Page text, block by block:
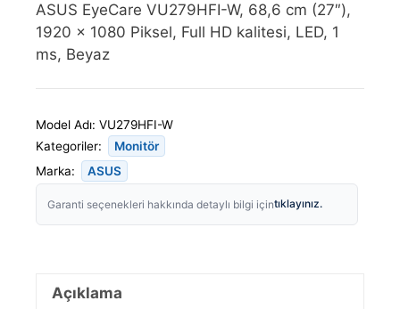
ASUS EyeCare VU279HFI-W, 68,6 cm (27″),
1920 x 1080 Piksel, Full HD kalitesi, LED, 1
ms, Beyaz
Model Adı: VU279HFI-W
Kategoriler:
Monitör
Marka:
ASUS
Garanti seçenekleri hakkında detaylı bilgi içintıklayınız.
Açıklama